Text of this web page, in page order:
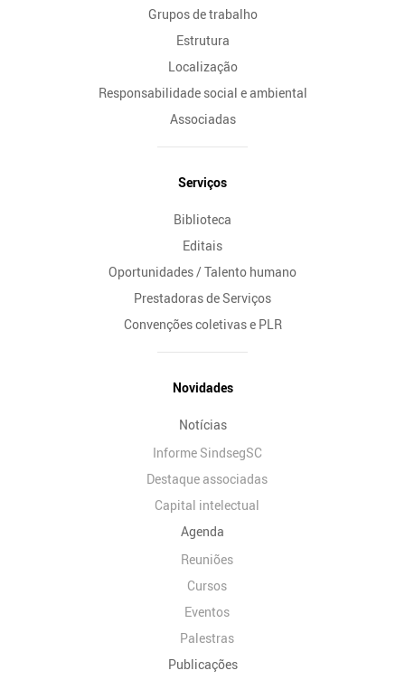
Grupos de trabalho
Estrutura
Localização
Responsabilidade social e ambiental
Associadas
Serviços
Biblioteca
Editais
Oportunidades / Talento humano
Prestadoras de Serviços
Convenções coletivas e PLR
Novidades
Notícias
Informe SindsegSC
Destaque associadas
Capital intelectual
Agenda
Reuniões
Cursos
Eventos
Palestras
Publicações